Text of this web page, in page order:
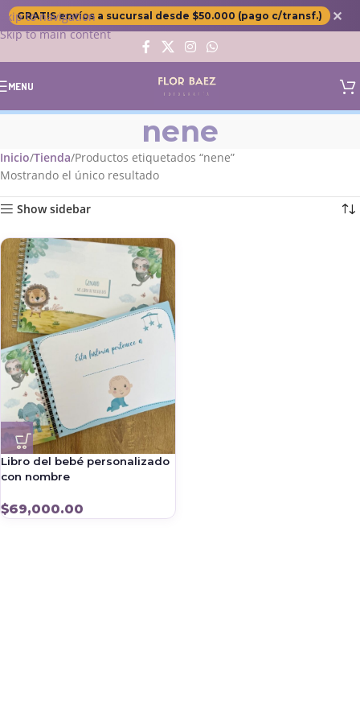
Skip to navigation
Skip to main content
GRATIS envíos a sucursal desde $50.000 (pago c/transf.) ✕
MENU
nene
Inicio Tienda Productos etiquetados “nene”
Mostrando el único resultado
Show sidebar
Libro del bebé personalizado
con nombre
$69,000.00